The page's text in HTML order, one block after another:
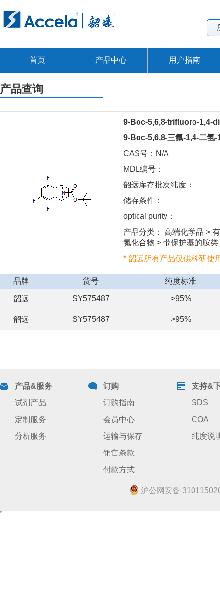
首页 产品中心 用户指南
产品查询
9-Boc-5,6,8-trifluoro-1,4-
9-Boc-5,6,8-三氟-1,4-二氢-
CAS号：N/A
MDL编号：
韶远库存批次纯度：
储存条件：
optical purity：
产品分类： 高端化学品 >
氮化合物 > 带保护基的胺类
* 韶远所有产品仅供科研使
品牌 货号 纯度标准
韶远 SY575487 >95%
韶远 SY575487 >95%
产品&服务
试剂产品
定制服务
分析服务
订购
订购指南
会员中心
运输与保存
销售条款
付款方式
支持&
SDS
COA
纯度说
沪公网安备